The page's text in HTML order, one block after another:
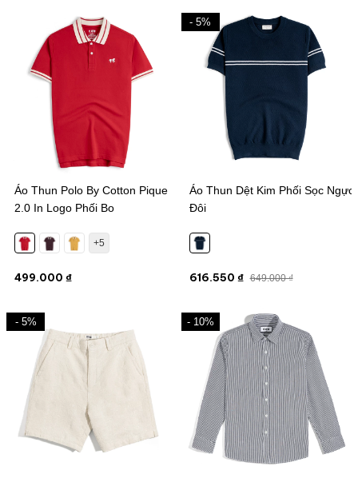
+5
Áo Thun Polo By Cotton Pique
2.0 In Logo Phối Bo
499.000 ₫
- 5%
Áo Thun Dệt Kim Phối Sọc Ngực
Đôi
616.550 ₫ 649.000 ₫
- 5% - 10%